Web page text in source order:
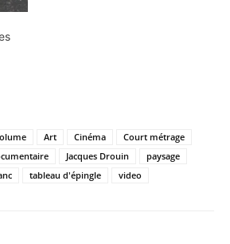
Art Cinéma
Court métrage
Jacques Drouin
paysage
tableau d'épingle video